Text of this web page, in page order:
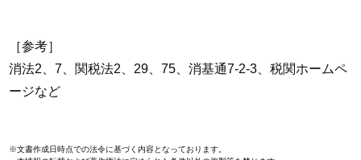
［参考］
消法2、7、関税法2、29、75、消基通7-2-3、税関ホームペ
ージなど
※文書作成日時点での法令に基づく内容となっております。